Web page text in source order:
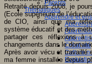
Parents
Thématiques
Apprendre et
Créativité
Culture
Retraité depuis 2008, je
(Ecole supérieure de
de CIO, ainsi que ma
système éducatif et des
partager ces réflexions à
changements dans le
Après avoir vécu et travaillé
ma femme installée depuis